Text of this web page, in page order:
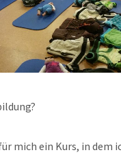
mich ein Kurs, in dem